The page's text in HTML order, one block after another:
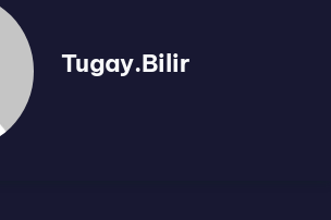
Tugay.Bilir